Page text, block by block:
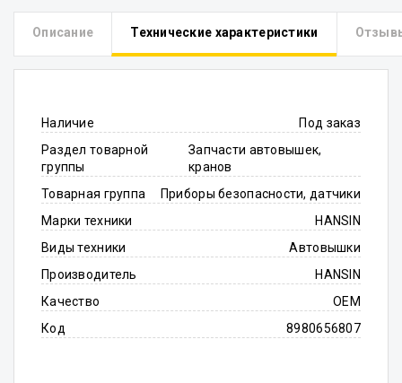
Описание Технические характеристики
Наличие
Под заказ
Раздел товарной
группы
Запчасти автовышек,
кранов
Товарная группа
Приборы безопасности, датчики
Марки техники
HANSIN
Виды техники
Автовышки
Производитель
HANSIN
Качество
OEM
Код
8980656807